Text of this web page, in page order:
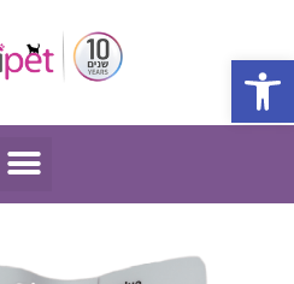
פתח סרגל נגישות